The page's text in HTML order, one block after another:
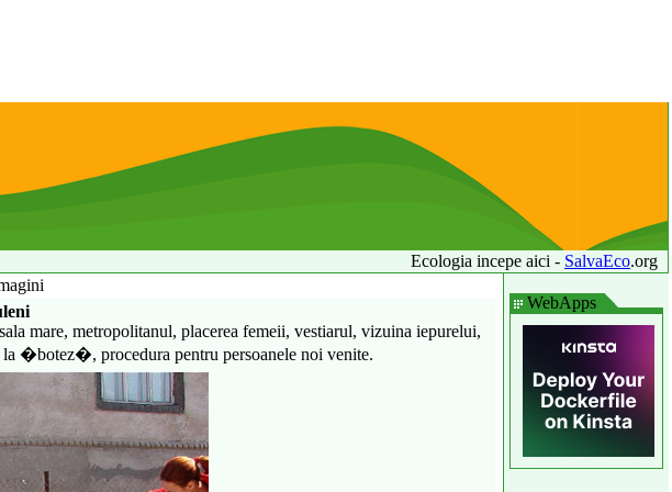
Ecologia incepe aici - SalvaEco.org
mare, metropolitanul, placerea femeii, vestiarul, vizuina iepurelui,
�botez�, procedura pentru persoanele noi venite.
WebApps